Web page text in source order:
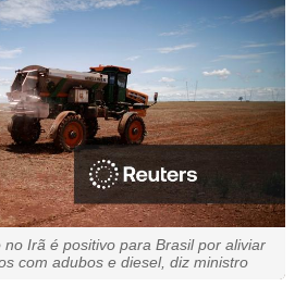
no Irã é positivo para Brasil por aliviar
com adubos e diesel, diz ministro